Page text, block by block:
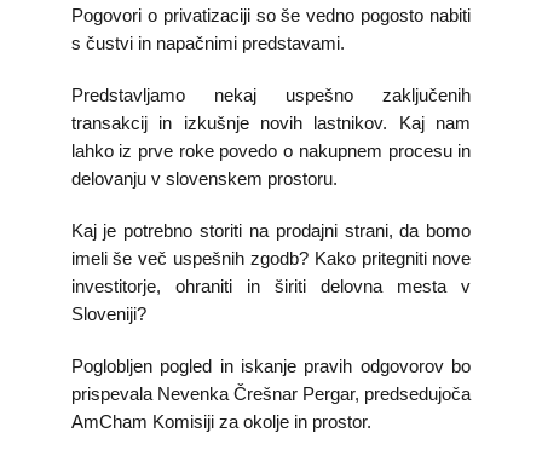
Želimo postati član
Pogovori o privatizaciji so še vedno pogosto nabiti
s čustvi in napačnimi predstavami.
Predstavljamo nekaj uspešno zaključenih
transakcij in izkušnje novih lastnikov. Kaj nam
lahko iz prve roke povedo o nakupnem procesu in
delovanju v slovenskem prostoru.
Kaj je potrebno storiti na prodajni strani, da bomo
imeli še več uspešnih zgodb? Kako pritegniti nove
investitorje, ohraniti in širiti delovna mesta v
Sloveniji?
Poglobljen pogled in iskanje pravih odgovorov bo
prispevala Nevenka Črešnar Pergar, predsedujoča
AmCham Komisiji za okolje in prostor.